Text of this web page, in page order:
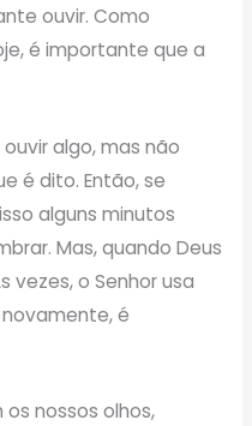
ouvir. Como
é importante que a
algo, mas não
é dito. Então, se
alguns minutos
Mas, quando Deus
vezes, o Senhor usa
é
nossos olhos,